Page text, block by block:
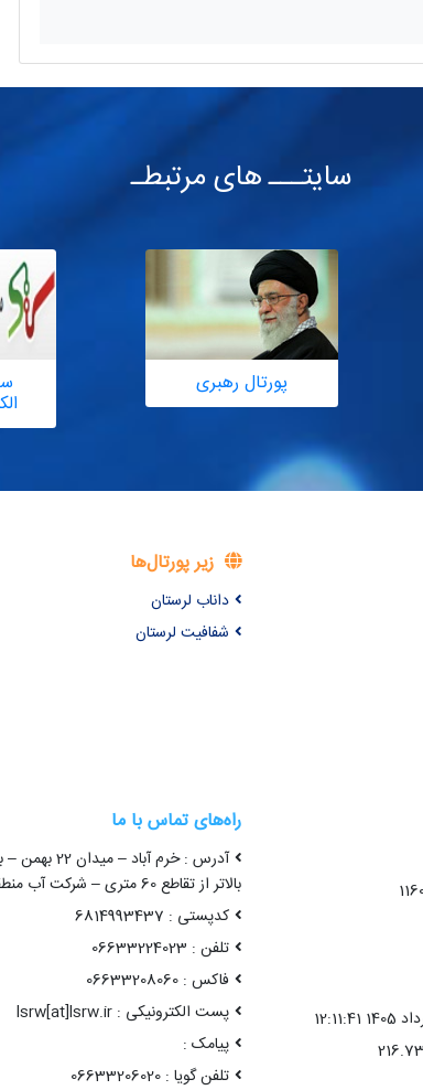
سایتـــ های مرتبطـ
پورتال رهبری
زیر پورتال‌ها
داناب لرستان
شفافیت لرستان
راه‌های تماس با ما
آدرس : خرم آباد
بالاتر از تقاطع 60 متری – شرکت آب منطقه ای لرستان
کدپستی : 6814993437
تلفن : 06633224023
فاکس : 06633208060
پست الکترونیکی : lsrw[at]lsrw.ir
پیامک :
تلفن گویا : 06633206020